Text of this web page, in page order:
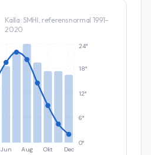
Källa: SMHI, referensnormal 1991–
2020
Jun Aug Okt Dec
0°
6°
12°
18°
24°